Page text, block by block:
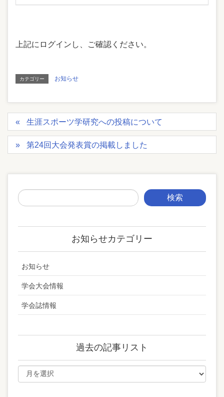
上記にログインし、ご確認ください。
カテゴリー お知らせ
生涯スポーツ学研究への投稿について
第24回大会発表賞の掲載しました
お知らせカテゴリー
お知らせ
学会大会情報
学会誌情報
過去の記事リスト